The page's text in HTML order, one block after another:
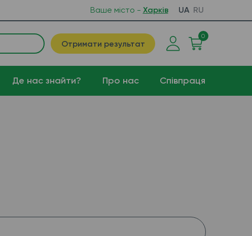
Ваше місто - Харків UA RU
Отримати результат
0
Де нас знайти? Про нас Співпраця